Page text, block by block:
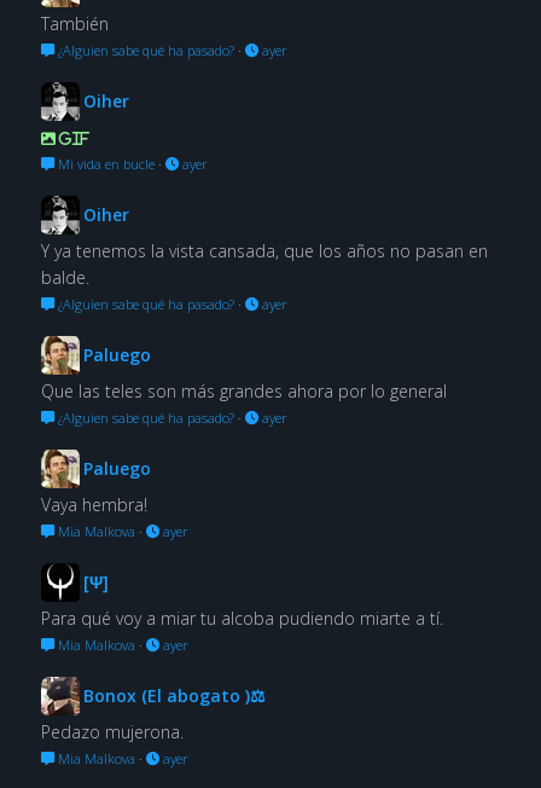
También
¿Alguien sabe qué ha pasado?· ayer
Oiher
GIF
Mi vida en bucle· ayer
Oiher
Y ya tenemos la vista cansada, que los años no pasan en
balde.
¿Alguien sabe qué ha pasado?· ayer
Paluego
Que las teles son más grandes ahora por lo general
¿Alguien sabe qué ha pasado?· ayer
Paluego
Vaya hembra!
Mia Malkova · ayer
[Ψ]
Para qué voy a miar tu alcoba pudiendo miarte a tí.
Mia Malkova · ayer
Bonox (El abogato )⚖
Pedazo mujerona.
Mia Malkova · ayer